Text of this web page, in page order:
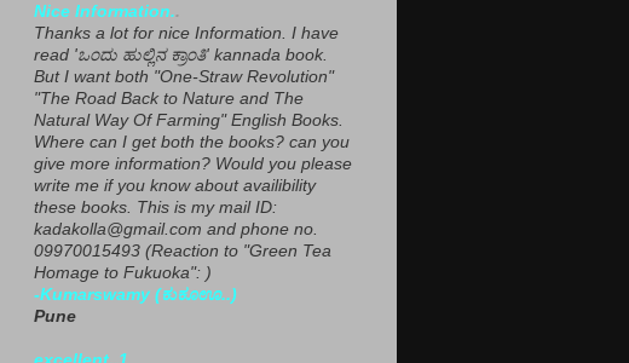
Nice Information..
Thanks a lot for nice Information. I have
read 'ಒಂದು ಹುಲ್ಲಿನ ಕ್ರಾಂತಿ' kannada book.
But I want both "One-Straw Revolution"
"The Road Back to Nature and The
Natural Way Of Farming" English Books.
Where can I get both the books? can you
give more information? Would you please
write me if you know about availibility
these books. This is my mail ID:
kadakolla@gmail.com and phone no.
09970015493 (Reaction to "Green Tea
Homage to Fukuoka": )
-Kumarswamy (ಕುಕೂಊ..)
Pune